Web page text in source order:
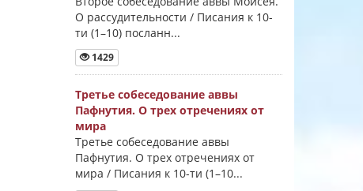
О рассудительности / Писания к 10-
ти (1–10) посланн...
1429
Третье собеседование аввы
Пафнутия. О трех отречениях от
мира
Третье собеседование аввы
Пафнутия. О трех отречениях от
мира / Писания к 10-ти (1–10...